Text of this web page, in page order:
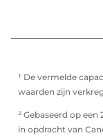
¹ De vermelde
waarden zijn
² Gebaseerd op
in opdracht van